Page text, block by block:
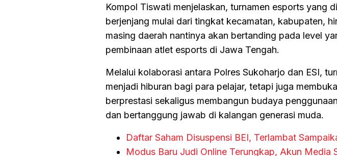
Kompol Tiswati menjelaskan, turnamen esports yang
berjenjang mulai dari tingkat kecamatan, kabupaten,
masing daerah nantinya akan bertanding pada level
pembinaan atlet esports di Jawa Tengah.
Melalui kolaborasi antara Polres Sukoharjo dan ESI,
menjadi hiburan bagi para pelajar, tetapi juga
berprestasi sekaligus membangun budaya
dan bertanggung jawab di kalangan generasi muda.
Daftar Saham Disuspensi BEI, Terlambat
Modus Baru Judi Online Terungkap, Akun Media